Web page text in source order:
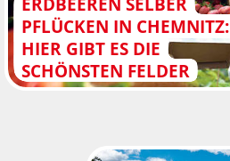
PFLÜCKEN IN CHEMNITZ:
HIER GIBT ES DIE
SCHÖNSTEN FELDER